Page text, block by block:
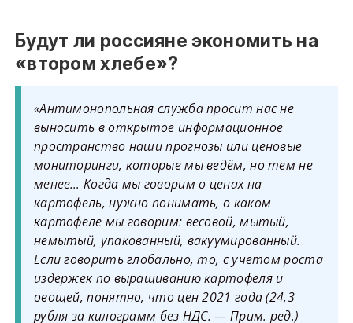
Будут ли россияне экономить на
«втором хлебе»?
«Антимонопольная служба просит нас не
выносить в открытое информационное
пространство наши прогнозы или ценовые
мониторинги, которые мы ведём, но тем не
менее… Когда мы говорим о ценах на
картофель, нужно понимать, о каком
картофеле мы говорим: весовой, мытый,
немытый, упакованный, вакуумированный.
Если говорить глобально, то, с учётом роста
издержек по выращиванию картофеля и
овощей, понятно, что цен 2021 года (24,3
рубля за килограмм без НДС. — Прим. ред.)